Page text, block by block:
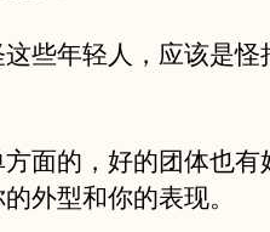
些年轻人，应该是怪
面的，好的团体也有
外型和你的表现。